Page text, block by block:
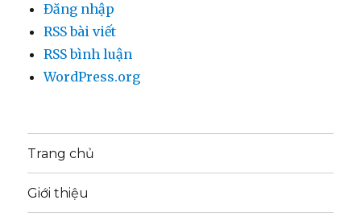
Đăng nhập
RSS bài viết
RSS bình luận
WordPress.org
Trang chủ
Giới thiệu